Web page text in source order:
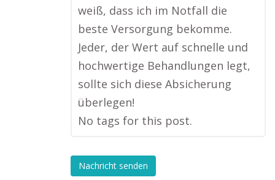
weiß, dass ich im Notfall die
beste Versorgung bekomme.
Jeder, der Wert auf schnelle und
hochwertige Behandlungen legt,
sollte sich diese Absicherung
überlegen!
No tags for this post.
Nachricht senden